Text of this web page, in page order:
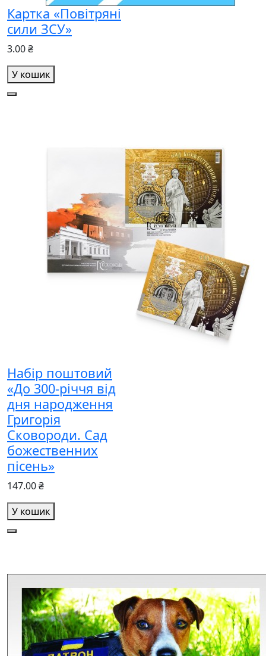
Картка «Повітряні
сили ЗСУ»
3.00 ₴
У кошик
Набір поштовий
«До 300-річчя від
дня народження
Григорія
Сковороди. Сад
божественних
пісень»
147.00 ₴
У кошик